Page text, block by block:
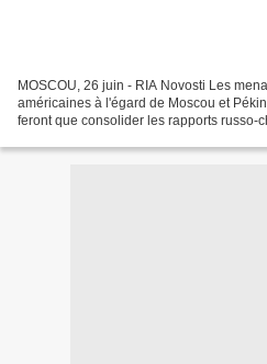
MOSCOU, 26 juin - RIA Novosti Les
américaines à l'égard de Moscou et
feront que consolider les rapports russo-